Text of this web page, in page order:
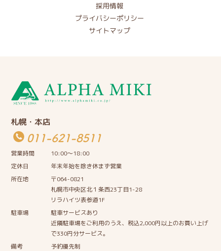
採用情報
プライバシーポリシー
サイトマップ
札幌・本店
011-621-8511
営業時間
10:00〜18:00
定休日
年末年始を除き休まず営業
所在地
〒064-0821
札幌市中央区北１条西23丁目1-28
リラハイツ表参道1F
駐車場
駐車サービスあり
近隣駐車場をご利用のうえ、税込2,000円以上のお買い上げ
で330円分サービス。
備考
予約優先制